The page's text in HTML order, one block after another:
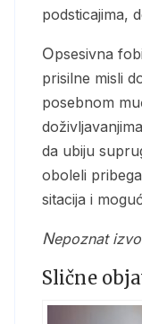
podsticajima,
Opsesivna fobija predstavlja pojavu kada
prisilne misli
posebnom
da ubiju
oboleli
sitacija i
Nepoznat
Slične